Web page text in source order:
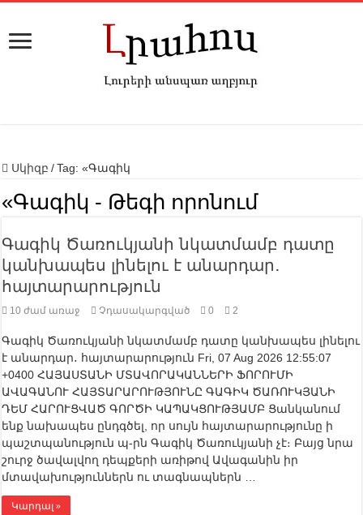
Սկիզբ / Tag:«Գագիկ
«Գագիկ - Թեգի որոնում
Գագիկ Ծառուկյանի նկատմամբ դատը
կանխապես լինելու է անարդար․
հայտարարություն
10 ժամ առաջ Չդասակարգված 0 2
Գագիկ Ծառուկյանի նկատմամբ դատը կանխապես լինելու
է անարդար․ հայտարարություն Fri, 07 Aug 2026 12:55:07
+0400 ՀԱՅԱՍՏԱՆԻ ՄՏԱՎՈՐԱԿԱՆՆԵՐԻ ՖՈՐՈՒՄԻ
ԱՎԱԳԱՆՈՒ ՀԱՅՏԱՐԱՐՈՒԹՅՈՒՆԸ ԳԱԳԻԿ ԾԱՌՈՒԿՅԱՆԻ
ԴԵՄ ՀԱՐՈՒՑՎԱԾ ԳՈՐԾԻ ԿԱՊԱԿՑՈՒԹՅԱՄԲ Ցանկանում
ենք նախապես ընդգծել, որ սույն հայտարարությունը ի
պաշտպանություն պ-րն Գագիկ Ծառուկյանի չէ։ Բայց նրա
շուրջ ծավալվող դեպքերի առիթով Ավագանին իր
մտավախություններն ու տագնապներն …
Կարդալ »